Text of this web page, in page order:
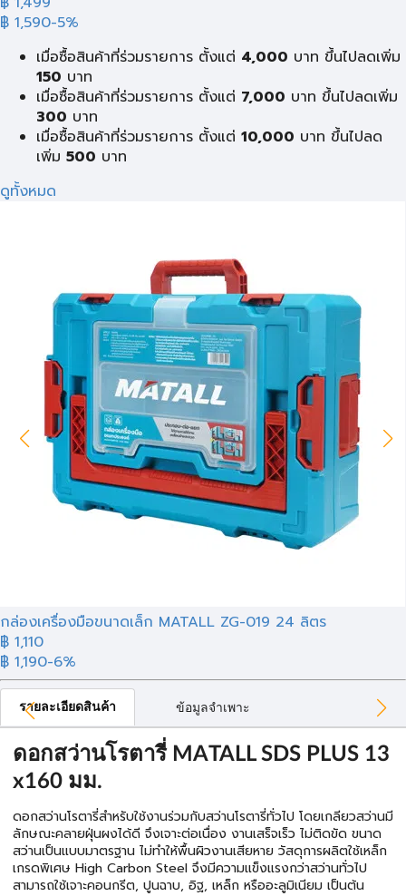
฿ 1,590-5%
เมื่อซื้อสินค้าที่ร่วมรายการ ตั้งแต่ 4,000 บาท ขึ้นไปลดเพิ่ม
150 บาท
เมื่อซื้อสินค้าที่ร่วมรายการ ตั้งแต่ 7,000 บาท ขึ้นไปลดเพิ่ม
300 บาท
เมื่อซื้อสินค้าที่ร่วมรายการ ตั้งแต่ 10,000 บาท ขึ้นไปลด
เพิ่ม 500 บาท
ดูทั้งหมด
กล่องเครื่องมือขนาดเล็ก MATALL ZG-019 24 ลิตร
฿ 1,110
฿ 1,190-6%
รายละเอียดสินค้า ข้อมูลจำเพาะ
ดอกสว่านโรตารี่ MATALL SDS PLUS 13
x160 มม.
ดอกสว่านโรตารี่สำหรับใช้งานร่วมกับสว่านโรตารี่ทั่วไป โดยเกลียวสว่านมี
ลักษณะคลายฝุ่นผงได้ดี จึงเจาะต่อเนื่อง งานเสร็จเร็ว ไม่ติดขัด ขนาด
สว่านเป็นแบบมาตรฐาน ไม่ทำให้พื้นผิวงานเสียหาย วัสดุการผลิตใช้เหล็ก
เกรดพิเศษ High Carbon Steel จึงมีความแข็งแรงกว่าสว่านทั่วไป
สามารถใช้เจาะคอนกรีต, ปูนฉาบ, อิฐ, เหล็ก หรืออะลูมิเนียม เป็นต้น